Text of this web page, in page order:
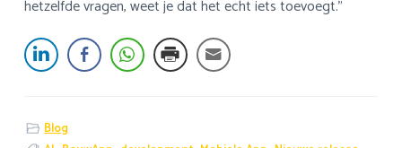
hetzelfde vragen, weet je dat het echt iets toevoegt.”
Blog